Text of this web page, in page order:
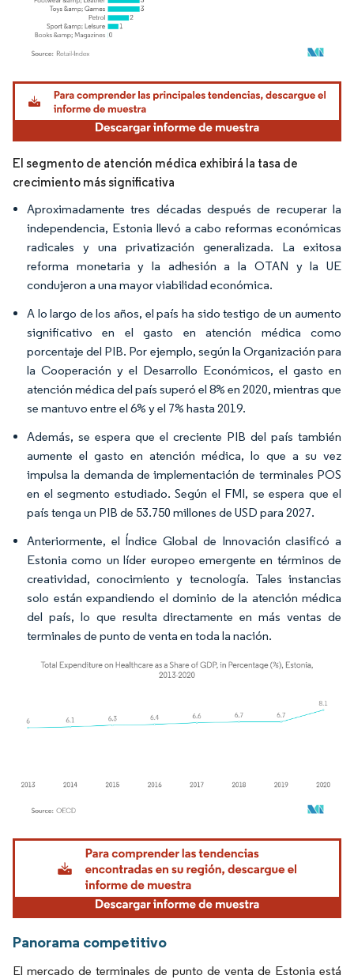
Imagen © Mordor Intelligence. El uso requiere atribución según CC BY 4.0.
El segmento de atención médica exhibirá la tasa de
crecimiento más significativa
Aproximadamente tres décadas después de recuperar la
independencia, Estonia llevó a cabo reformas económicas
radicales y una privatización generalizada. La exitosa
reforma monetaria y la adhesión a la OTAN y la UE
condujeron a una mayor viabilidad económica.
A lo largo de los años, el país ha sido testigo de un aumento
significativo en el gasto en atención médica como
porcentaje del PIB. Por ejemplo, según la Organización para
la Cooperación y el Desarrollo Económicos, el gasto en
atención médica del país superó el 8% en 2020, mientras que
se mantuvo entre el 6% y el 7% hasta 2019.
Además, se espera que el creciente PIB del país también
aumente el gasto en atención médica, lo que a su vez
impulsa la demanda de implementación de terminales POS
en el segmento estudiado. Según el FMI, se espera que el
país tenga un PIB de 53.750 millones de USD para 2027.
Anteriormente, el Índice Global de Innovación clasificó a
Estonia como un líder europeo emergente en términos de
creatividad, conocimiento y tecnología. Tales instancias
solo están expandiendo el dominio de la atención médica
del país, lo que resulta directamente en más ventas de
terminales de punto de venta en toda la nación.
Imagen © Mordor Intelligence. El uso requiere atribución según CC BY 4.0.
Panorama competitivo
El mercado de terminales de punto de venta de Estonia está